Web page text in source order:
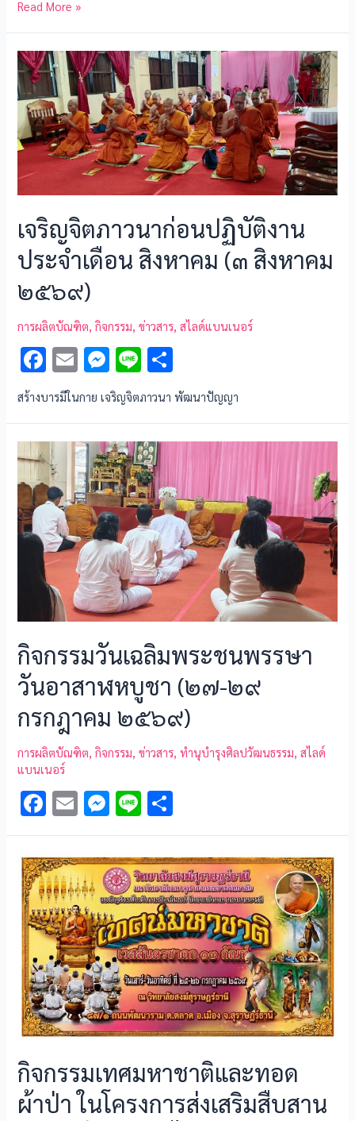
b
o
o
k
l
g
er
Read More »
เจริญจิตภาวนาก่อนปฏิบัติงาน
ประจำเดือน สิงหาคม (๓ สิงหาคม
๒๕๖๙)
การผลิตบัณฑิต ,กิจกรรม ,ข่าวสาร ,สไลด์แบนเนอร์
F
ac
e
b
o
o
k
E
ai
l
M
es
se
n
g
er
Li
e
h
ar
e
สร้างบารมีในกาย เจริญจิตภาวนา พัฒนาปัญญา
กิจกรรมวันเฉลิมพระชนพรรษา
วันอาสาฬหบูชา (๒๗-๒๙
กรกฎาคม ๒๕๖๙)
การผลิตบัณฑิต ,กิจกรรม ,ข่าวสาร ,ทำนุบำรุงศิลปวัฒนธรรม ,สไลด์
แบนเนอร์
F
ac
e
b
o
o
k
E
m
ai
l
M
es
se
n
g
er
Li
n
e
h
ar
e
กิจกรรมเทศมหาชาติและทอด
ผ้าป่า ในโครงการส่งเสริมสืบสาน